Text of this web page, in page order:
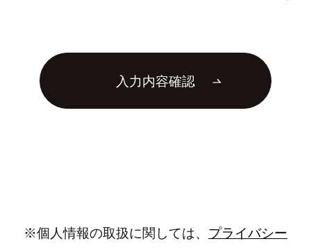
入力内容確認
※個人情報の取扱に関しては、 プライバシー